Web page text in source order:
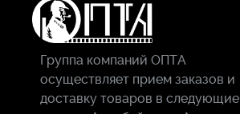
Группа компаний ОПТА
осуществляет прием заказов и
доставку товаров в следующие